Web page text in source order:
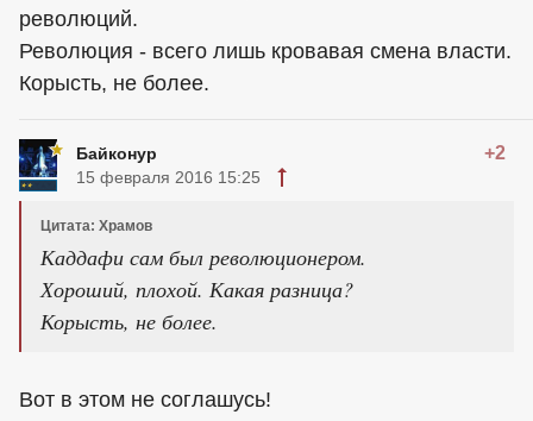
революций.
Революция - всего лишь кровавая смена власти.
Корысть, не более.
Байконур +2
15 февраля 2016 15:25
Цитата: Храмов
Каддафи сам был революционером.
Хороший, плохой. Какая разница?
Корысть, не более.
Вот в этом не соглашусь!